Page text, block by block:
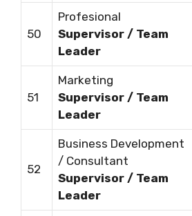
50
Profesional
Supervisor / Team
Leader
51
Marketing
Supervisor / Team
Leader
52
Business Development
/ Consultant
Supervisor / Team
Leader